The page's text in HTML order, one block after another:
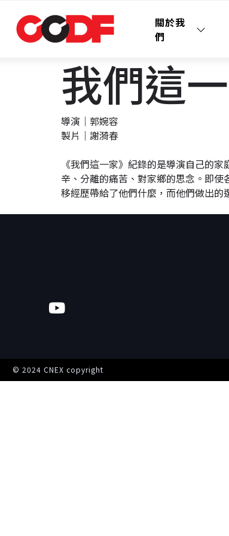
關於我
們
我們這
導演｜郭婉容
製片｜謝漪春
《我們這一家》紀錄的是導演自己的
辛、分離的痛苦、對家鄉的思念。即
移經歷帶給了他們什麼，而他們做出
© 2024 CNEX copyright